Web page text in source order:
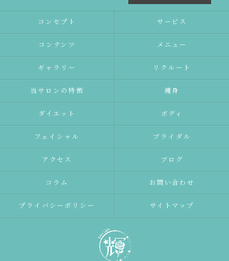
コンセプト サービス
コンテンツ メニュー
ギャラリー リクルート
当サロンの特徴 痩身
ダイエット ボディ
フェイシャル ブライダル
アクセス ブログ
コラム お問い合わせ
プライバシーポリシー サイトマップ